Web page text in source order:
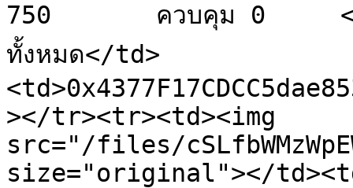
750       ควบคุม 0     </
ทั้งหมด</td>
></tr><tr><td><img
src="/files/
size="original"></